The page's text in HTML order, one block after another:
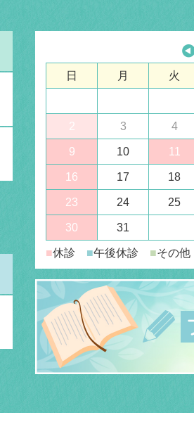
日 月 火
2 3 4
9 10 11
16 17 18
23 24 25
30 31
■休診 ■午後休診 ■その他